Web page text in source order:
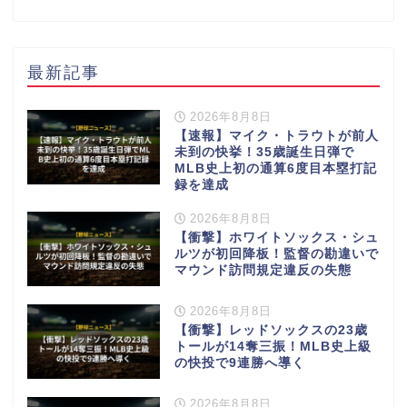
最新記事
2026年8月8日
【速報】マイク・トラウトが前人
未到の快挙！35歳誕生日弾で
MLB史上初の通算6度目本塁打記
録を達成
2026年8月8日
【衝撃】ホワイトソックス・シュ
ルツが初回降板！監督の勘違いで
マウンド訪問規定違反の失態
2026年8月8日
【衝撃】レッドソックスの23歳
トールが14奪三振！MLB史上級
の快投で9連勝へ導く
2026年8月8日